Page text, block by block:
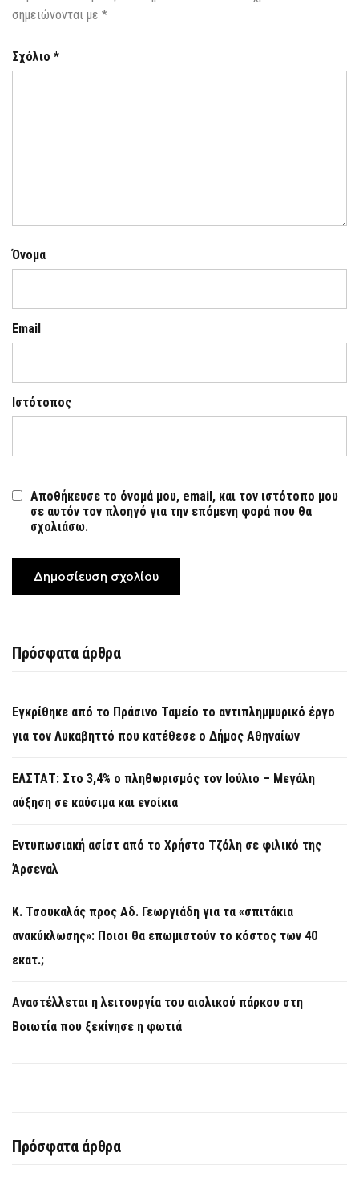
σημειώνονται με *
Σχόλιο *
Όνομα
Email
Ιστότοπος
Αποθήκευσε το όνομά μου, email, και τον ιστότοπο μου
σε αυτόν τον πλοηγό για την επόμενη φορά που θα
σχολιάσω.
Πρόσφατα άρθρα
Εγκρίθηκε από το Πράσινο Ταμείο το αντιπλημμυρικό έργο
για τον Λυκαβηττό που κατέθεσε ο Δήμος Αθηναίων
ΕΛΣΤΑΤ: Στο 3,4% ο πληθωρισμός τον Ιούλιο – Μεγάλη
αύξηση σε καύσιμα και ενοίκια
Εντυπωσιακή ασίστ από το Χρήστο Τζόλη σε φιλικό της
Άρσεναλ
Κ. Τσουκαλάς προς Αδ. Γεωργιάδη για τα «σπιτάκια
ανακύκλωσης»: Ποιοι θα επωμιστούν το κόστος των 40
εκατ.;
Αναστέλλεται η λειτουργία του αιολικού πάρκου στη
Βοιωτία που ξεκίνησε η φωτιά
Πρόσφατα άρθρα